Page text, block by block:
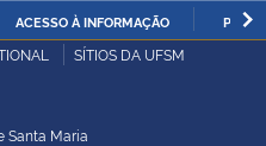
ACESSO À INFORMAÇÃO
SÍTIOS DA UFSM
Santa Maria